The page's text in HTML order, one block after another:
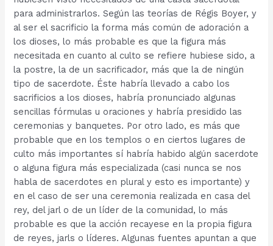
para administrarlos. Según las teorías de Régis Boyer, y
al ser el sacrificio la forma más común de adoración a
los dioses, lo más probable es que la figura más
necesitada en cuanto al culto se refiere hubiese sido, a
la postre, la de un sacrificador, más que la de ningún
tipo de sacerdote. Éste habría llevado a cabo los
sacrificios a los dioses, habría pronunciado algunas
sencillas fórmulas u oraciones y habría presidido las
ceremonias y banquetes. Por otro lado, es más que
probable que en los templos o en ciertos lugares de
culto más importantes sí habría habido algún sacerdote
o alguna figura más especializada (casi nunca se nos
habla de sacerdotes en plural y esto es importante) y
en el caso de ser una ceremonia realizada en casa del
rey, del jarl o de un líder de la comunidad, lo más
probable es que la acción recayese en la propia figura
de reyes, jarls o líderes. Algunas fuentes apuntan a que